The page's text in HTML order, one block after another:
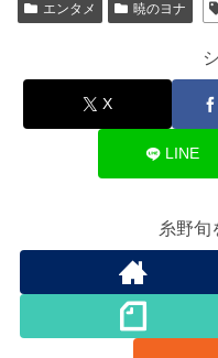
エンタメ 暁のヨナ
X
LINE
糸野旬